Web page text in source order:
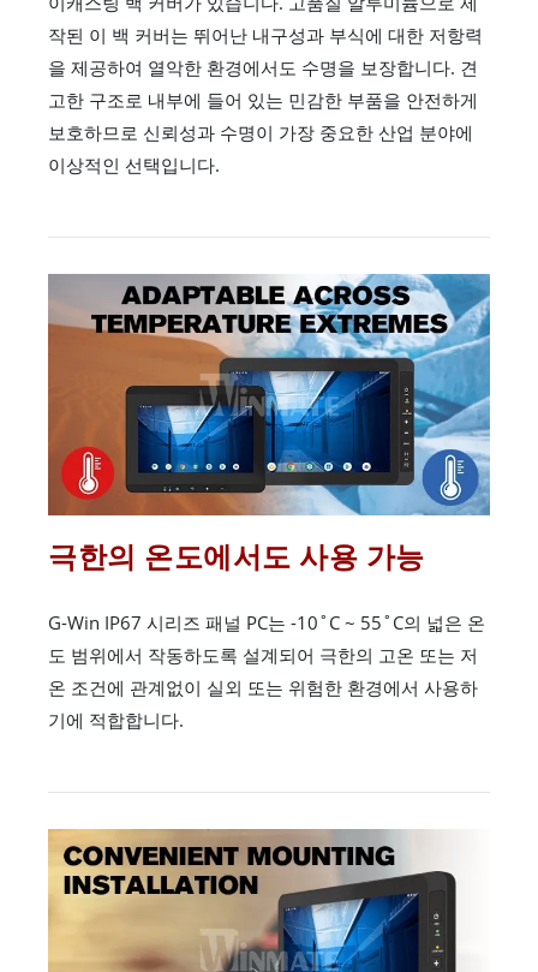
작된 이 백 커버는 뛰어난 내구성과 부식에 대한 저항력
을 제공하여 열악한 환경에서도 수명을 보장합니다. 견
고한 구조로 내부에 들어 있는 민감한 부품을 안전하게
보호하므로 신뢰성과 수명이 가장 중요한 산업 분야에
이상적인 선택입니다.
극한의 온도에서도 사용 가능
G-Win IP67 시리즈 패널 PC는 -10˚C ~ 55˚C의 넓은 온
도 범위에서 작동하도록 설계되어 극한의 고온 또는 저
온 조건에 관계없이 실외 또는 위험한 환경에서 사용하
기에 적합합니다.